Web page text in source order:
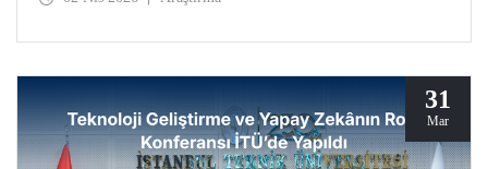
31
Mar